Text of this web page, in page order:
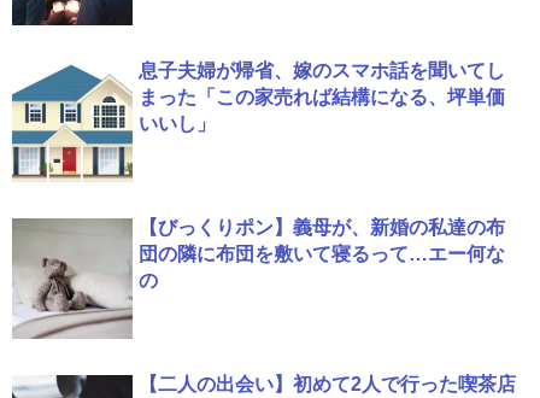
息子夫婦が帰省、嫁のスマホ話を聞いてし
まった「この家売れば結構になる、坪単価
いいし」
【びっくりポン】義母が、新婚の私達の布
団の隣に布団を敷いて寝るって…エー何な
の
【二人の出会い】初めて2人で行った喫茶店